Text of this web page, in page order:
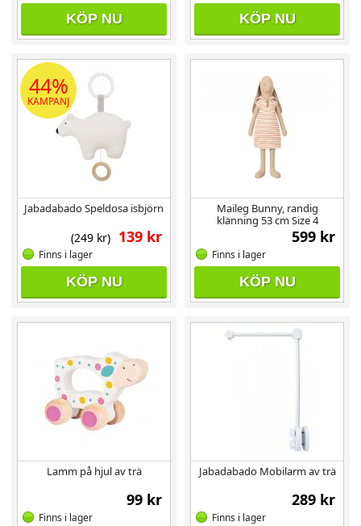
KÖP NU KÖP NU
44%
KAMPANJ
Jabadabado Speldosa isbjörn
139 kr
(249 kr)
Finns i lager
KÖP NU
Maileg Bunny, randig
klänning 53 cm Size 4
599 kr
Finns i lager
KÖP NU
Lamm på hjul av trä
99 kr
Finns i lager
Jabadabado Mobilarm av trä
289 kr
Finns i lager